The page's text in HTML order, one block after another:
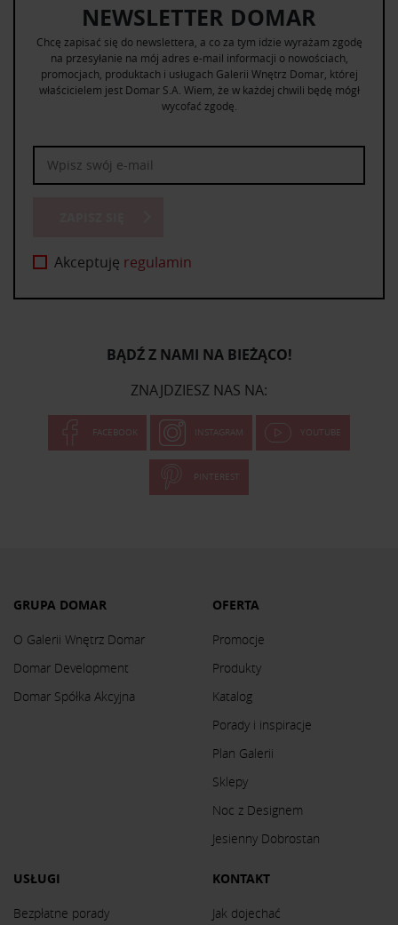
NEWSLETTER DOMAR
Chcę zapisać się do newslettera, a co za tym idzie wyrażam zgodę
na przesyłanie na mój adres e-mail informacji o nowościach,
promocjach, produktach i usługach Galerii Wnętrz Domar, której
właścicielem jest Domar S.A. Wiem, że w każdej chwili będę mógł
wycofać zgodę.
Akceptuję regulamin
BĄDŹ Z NAMI NA BIEŻĄCO!
ZNAJDZIESZ NAS NA:
FACEBOOK INSTAGRAM YOUTUBE
PINTEREST
GRUPA DOMAR
O Galerii Wnętrz Domar
Domar Development
Domar Spółka Akcyjna
OFERTA
Promocje
Produkty
Katalog
Porady i inspiracje
Plan Galerii
Sklepy
Noc z Designem
Jesienny Dobrostan
USŁUGI
Bezpłatne porady
KONTAKT
Jak dojechać